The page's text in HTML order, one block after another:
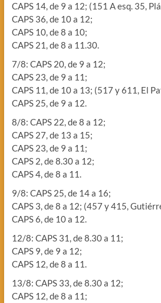
CAPS 14, de 9 a 12; (151 A esq. 35,
CAPS 36, de 10 a 12;
CAPS 10, de 8 a 10;
CAPS 21, de 8 a 11.30.
7/8: CAPS 20, de 9 a 12;
CAPS 23, de 9 a 11;
CAPS 11, de 10 a 13; (517 y 611, El
CAPS 25, de 9 a 12.
8/8: CAPS 22, de 8 a 12;
CAPS 27, de 13 a 15;
CAPS 23, de 9 a 11;
CAPS 2, de 8.30 a 12;
CAPS 4, de 8 a 11.
9/8: CAPS 25, de 14 a 16;
CAPS 3, de 8 a 12; (457 y 415,
CAPS 6, de 10 a 12.
12/8: CAPS 31, de 8.30 a 11;
CAPS 9, de 9 a 12;
CAPS 12, de 8 a 11.
13/8: CAPS 33, de 8.30 a 12;
CAPS 12, de 8 a 11;